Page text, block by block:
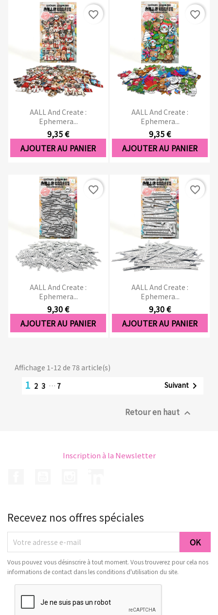
AALL And Create :
Ephemera...
9,35 €
AJOUTER AU PANIER
favorite_border
AALL And Create :
Ephemera...
9,35 €
AJOUTER AU PANIER
favorite_border
AALL And Create :
Ephemera...
9,30 €
AJOUTER AU PANIER
favorite_border
AALL And Create :
Ephemera...
9,30 €
AJOUTER AU PANIER
favorite_border
Affichage 1-12 de 78 article(s)
1 2 3 … 7 Suivant 
Retour en haut 
Inscription à la Newsletter
Recevez nos offres spéciales
Vous pouvez vous désinscrire à tout moment. Vous trouverez pour cela nos
informations de contact dans les conditions d'utilisation du site.